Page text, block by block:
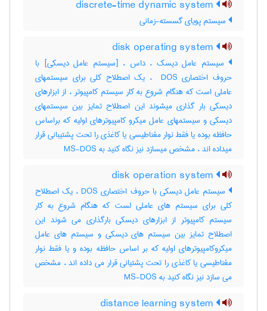
سیستم پویای گسسته-زمانی
سیستم عامل دیسک ، داس ، [سیستم عامل دیسکی] با
حروف اختصاری ‎ DOS ، یک اصطلاح کلی برای سیستمهای
عاملی است که هنگام شروع به کار سیستم کامپیوتر ، از ابزارهای
دیسکی بار گذاری میشوند این اصطلاح تمایز بین سیستمهای
دیسکی و سیستمهای عامل میکرو کامپیوترهای اولیه که براساس
حافظه بوده یا فقط نوار مغناطیسی یا کاغذی را تحت پشتیبانی قرار
میداده اند ، مشخص میسازد نیز نگاه کنید به ‎ MS-DOS
سیستم عامل دیسکی با حروف اختصاری DOS ، یک اصطلاح
کلی برای سیستم های عاملی لست که هنگام شروع به کار
سیستم کامپیوتر از ابزارهای دیسکی بارگذاری می شوند این
اصطلاح تمایز بین سیستم های دیسکی و سیستم های عامل
میکروکامپیوترهای اولیه که بر اساس حافظه بوده و یا فقط نوار
مغناطیسی یا کاغذی را تحت پشتیانی قرار می داده اند ، مشخص
می سازد نیز نگاه کنید به MS-DOS